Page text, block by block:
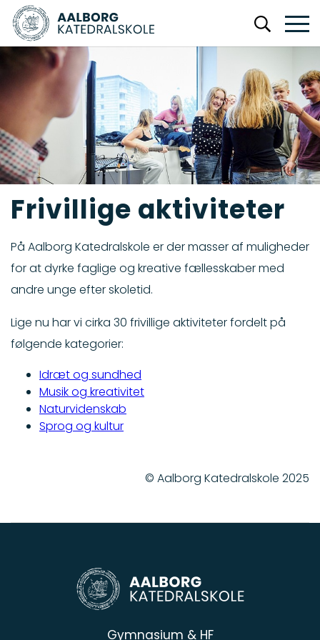
Frivillige aktiviteter
På Aalborg Katedralskole er der masser af muligheder
for at dyrke faglige og kreative fællesskaber med
andre unge efter skoletid.
Lige nu har vi cirka 30 frivillige aktiviteter fordelt på
følgende kategorier:
Idræt og sundhed
Musik og kreativitet
Naturvidenskab
Sprog og kultur
© Aalborg Katedralskole 2025
Gymnasium & HF